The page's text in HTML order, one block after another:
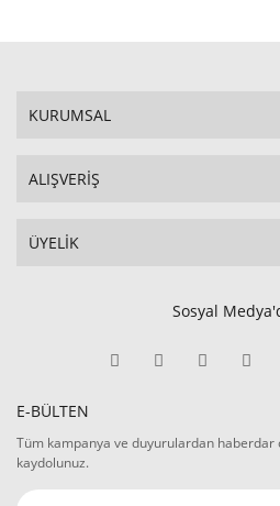
KURUMSAL
ALIŞVERİŞ
ÜYELİK
Sosyal
E-BÜLTEN
Tüm kampanya ve duyurulardan
kaydolunuz.